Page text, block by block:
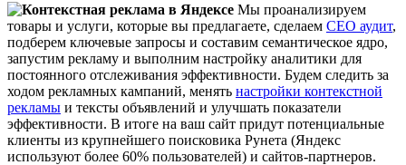
Мы проанализируем
товары и услуги, которые вы предлагаете, сделаем СЕО аудит,
подберем ключевые запросы и составим семантическое ядро,
запустим рекламу и выполним настройку аналитики для
постоянного отслеживания эффективности. Будем следить за
ходом рекламных кампаний, менять настройки контекстной
рекламы и тексты объявлений и улучшать показатели
эффективности. В итоге на ваш сайт придут потенциальные
клиенты из крупнейшего поисковика Рунета (Яндекс
используют более 60% пользователей) и сайтов-партнеров.